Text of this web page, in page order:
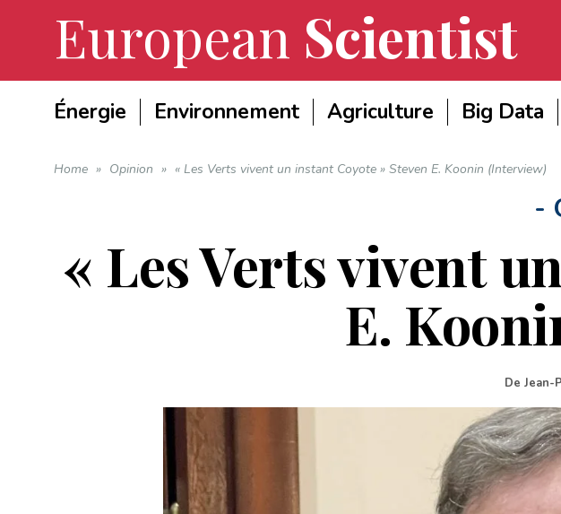
European Scientist
Énergie Environnement Agriculture Big Data
Home » Opinion » « Les Verts vivent un instant Coyote » Steven E. Koonin (Interview)
-
« Les Verts vivent
E.
De Jean-